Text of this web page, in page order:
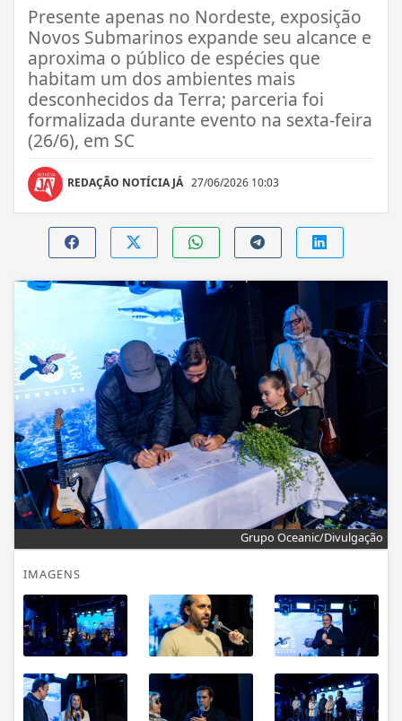
Presente apenas no Nordeste, exposição
Novos Submarinos expande seu alcance e
aproxima o público de espécies que
habitam um dos ambientes mais
desconhecidos da Terra; parceria foi
formalizada durante evento na sexta-feira
(26/6), em SC
REDAÇÃO NOTÍCIA JÁ 27/06/2026 10:03
Grupo Oceanic/Divulgação
IMAGENS